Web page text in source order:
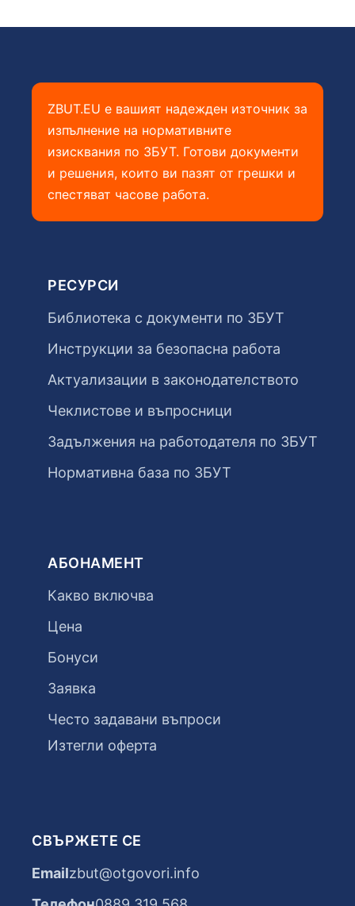
ZBUT.EU е вашият надежден източник за
изпълнение на нормативните
изисквания по ЗБУТ. Готови документи
и решения, които ви пазят от грешки и
спестяват часове работа.
РЕСУРСИ
Библиотека с документи по ЗБУТ
Инструкции за безопасна работа
Актуализации в законодателството
Чеклистове и въпросници
Задължения на работодателя по ЗБУТ
Нормативна база по ЗБУТ
АБОНАМЕНТ
Какво включва
Цена
Бонуси
Заявка
Често задавани въпроси
Изтегли оферта
СВЪРЖЕТЕ СЕ
Emailzbut@otgovori.info